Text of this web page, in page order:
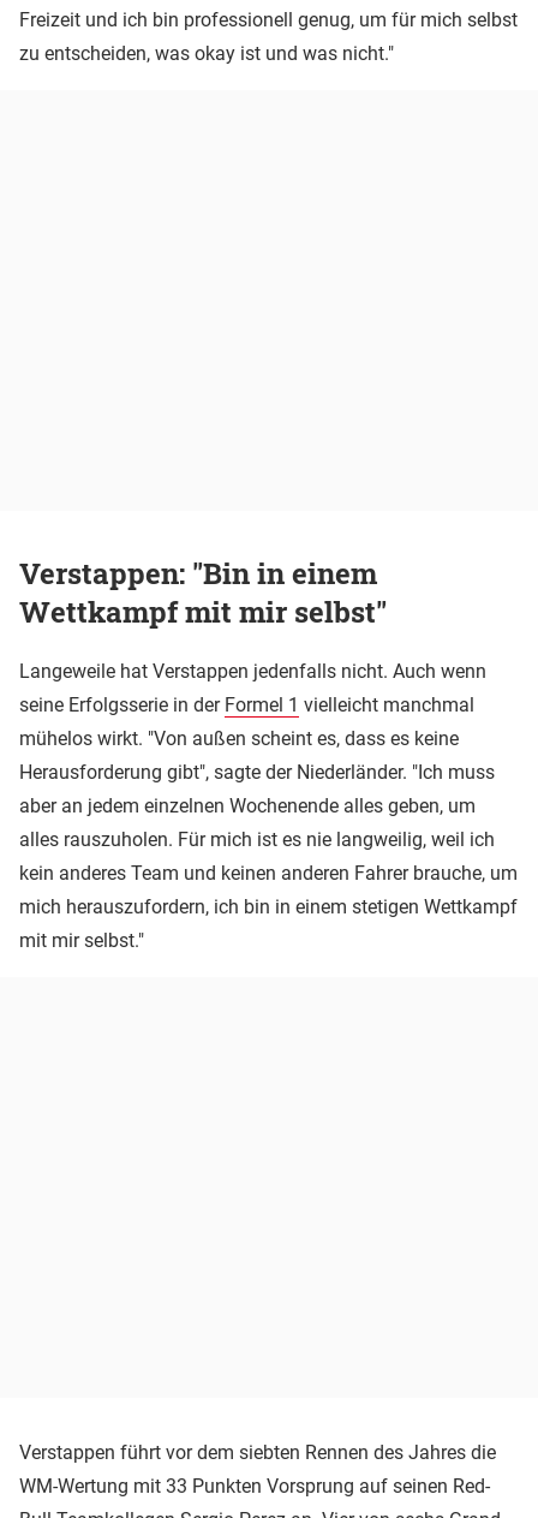
Freizeit und ich bin professionell genug, um für mich selbst
zu entscheiden, was okay ist und was nicht."
Verstappen: "Bin in einem
Wettkampf mit mir selbst"
Langeweile hat Verstappen jedenfalls nicht. Auch wenn
seine Erfolgsserie in der Formel 1 vielleicht manchmal
mühelos wirkt. "Von außen scheint es, dass es keine
Herausforderung gibt", sagte der Niederländer. "Ich muss
aber an jedem einzelnen Wochenende alles geben, um
alles rauszuholen. Für mich ist es nie langweilig, weil ich
kein anderes Team und keinen anderen Fahrer brauche, um
mich herauszufordern, ich bin in einem stetigen Wettkampf
mit mir selbst."
Verstappen führt vor dem siebten Rennen des Jahres die
WM-Wertung mit 33 Punkten Vorsprung auf seinen Red-